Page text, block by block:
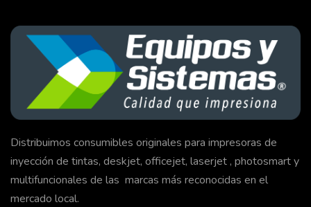
Distribuimos consumibles originales para impresoras de
inyección de tintas, deskjet, officejet, laserjet , photosmart y
multifuncionales de las marcas más reconocidas en el
mercado local.